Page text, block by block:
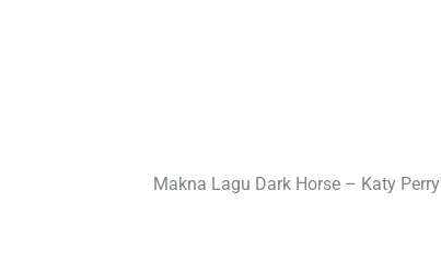
Makna Lagu Dark Horse – Katy Perry